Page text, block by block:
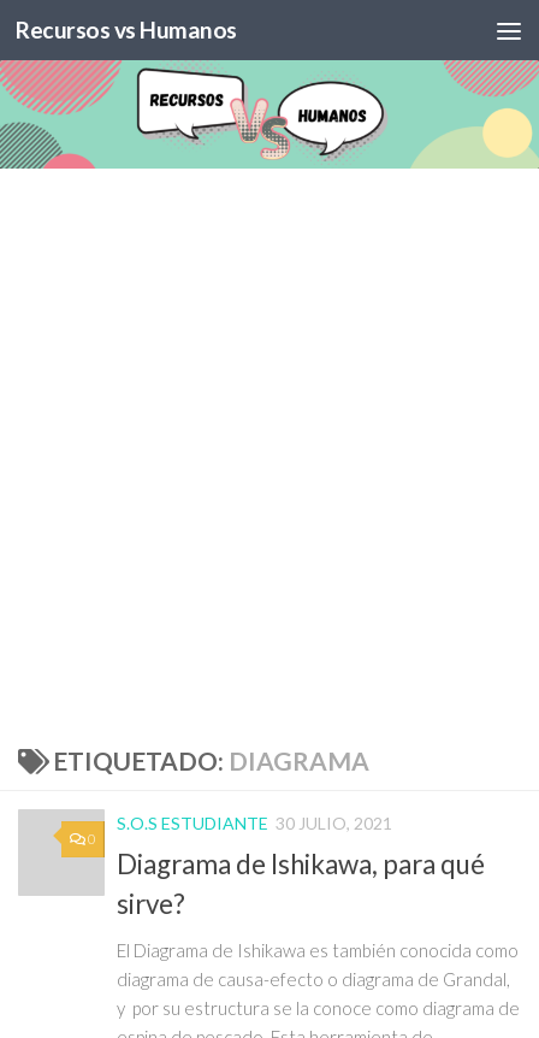
Skip to content
Recursos vs Humanos
ETIQUETADO: DIAGRAMA
0
S.O.S ESTUDIANTE 30 JULIO, 2021
Diagrama de Ishikawa, para qué
sirve?
El Diagrama de Ishikawa es también conocida como
diagrama de causa-efecto o diagrama de Grandal,
y por su estructura se la conoce como diagrama de